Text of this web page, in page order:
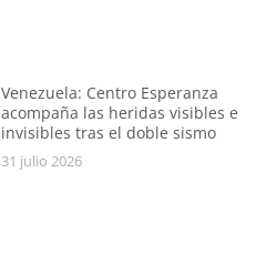
Venezuela: Centro Esperanza
acompaña las heridas visibles e
invisibles tras el doble sismo
31 julio 2026